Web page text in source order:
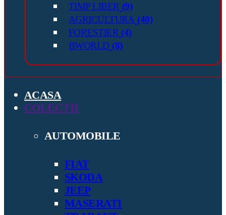
TIMP LIBER (9)
AGRICULTURA (40)
FORESTIER (4)
BWORLD (8)
ACASA
COLECTII
AUTOMOBILE
FIAT
SKODA
JEEP
MASERATI